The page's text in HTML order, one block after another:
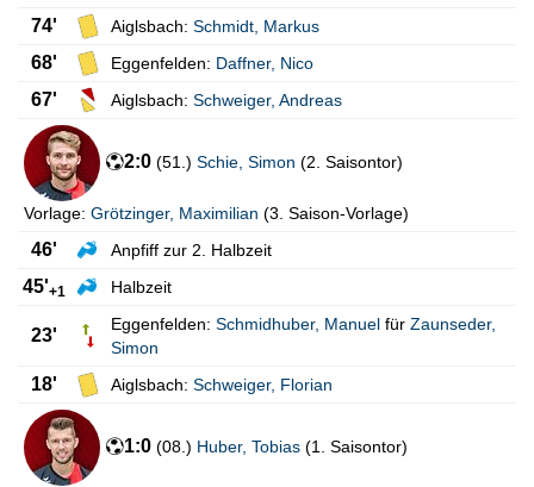
74' Aiglsbach: Schmidt Markus
68' Eggenfelden: Daffner, Nico
67' Aiglsbach: Schweiger, Andreas
2:0 (51. ) Schie Simon (2. Saisontor)
Vorlage: Grötzinger, Maximilian (3. Saison-Vorlage)
46' Anpfiff zur 2. Halbzeit
45'+1 Halbzeit
23'
Eggenfelden: Schmidhuber, Manuel für Zaunseder,
Simon
18' Aiglsbach: Schweiger, Florian
1:0 (08. ) Huber, Tobias (1. Saisontor)